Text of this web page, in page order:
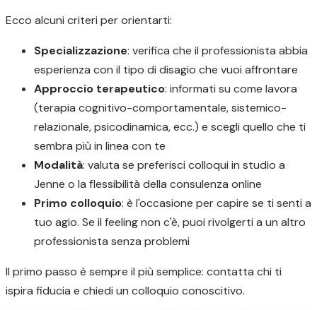
Ecco alcuni criteri per orientarti:
Specializzazione: verifica che il professionista abbia
esperienza con il tipo di disagio che vuoi affrontare
Approccio terapeutico: informati su come lavora
(terapia cognitivo-comportamentale, sistemico-
relazionale, psicodinamica, ecc.) e scegli quello che ti
sembra più in linea con te
Modalità: valuta se preferisci colloqui in studio a
Jenne o la flessibilità della consulenza online
Primo colloquio: è l'occasione per capire se ti senti a
tuo agio. Se il feeling non c'è, puoi rivolgerti a un altro
professionista senza problemi
Il primo passo è sempre il più semplice: contatta chi ti
ispira fiducia e chiedi un colloquio conoscitivo.